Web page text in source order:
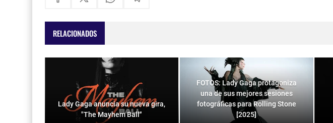
RELACIONADOS
Lady Gaga anuncia su nueva gira,
"The Mayhem Ball"
FOTOS: Lady Gaga protagoniza
una de sus mejores sesiones
fotográficas para Rolling Stone
[2025]